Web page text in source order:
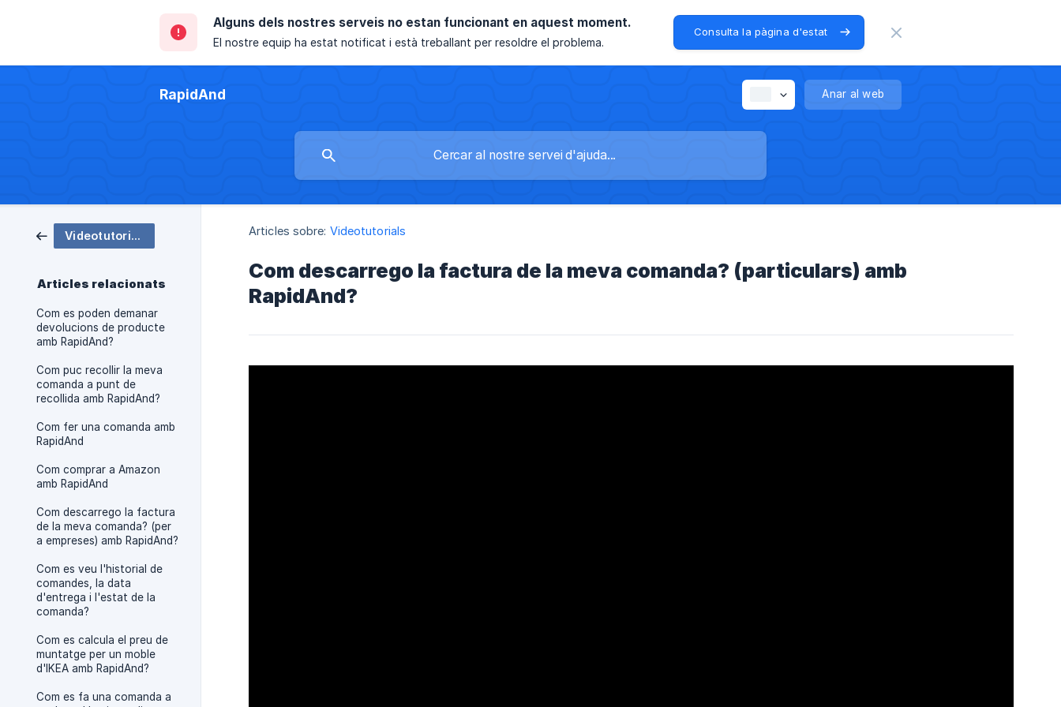
Alguns dels nostres serveis no estan funcionant en aquest moment.
El nostre equip ha estat notificat i està treballant per resoldre el problema.
Consulta la pàgina d'estat
RapidAnd Anar al web
Videotutorials
Articles relacionats
Com es poden demanar
devolucions de producte
amb RapidAnd?
Com puc recollir la meva
comanda a punt de
recollida amb RapidAnd?
Com fer una comanda amb
RapidAnd
Com comprar a Amazon
amb RapidAnd
Com descarrego la factura
de la meva comanda? (per
a empreses) amb RapidAnd?
Com es veu l'historial de
comandes, la data
d'entrega i l'estat de la
comanda?
Com es calcula el preu de
muntatge per un moble
d'IKEA amb RapidAnd?
Com es fa una comanda a
Articles sobre: Videotutorials
Com descarrego la factura de la meva comanda? (particulars) amb
RapidAnd?